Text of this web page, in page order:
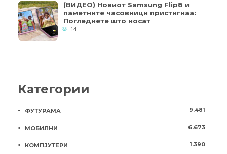
(ВИДЕО) Новиот Samsung Flip8 и
паметните часовници пристигнаа:
Погледнете што носат
14
Категории
ФУТУРАМА 9.481
МОБИЛНИ 6.673
КОМПЈУТЕРИ 1.390